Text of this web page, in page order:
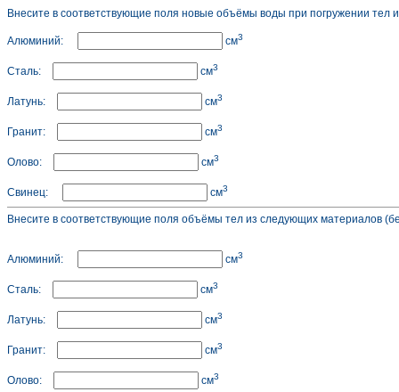
Внесите в соответствующие поля новые объёмы воды при погружении тел
Алюминий: см3
Сталь: см3
Латунь: см3
Гранит: см3
Олово: см3
Свинец: см3
Внесите в соответствующие поля объёмы тел из следующих материалов
Алюминий: см3
Сталь: см3
Латунь: см3
Гранит: см3
Олово: см3